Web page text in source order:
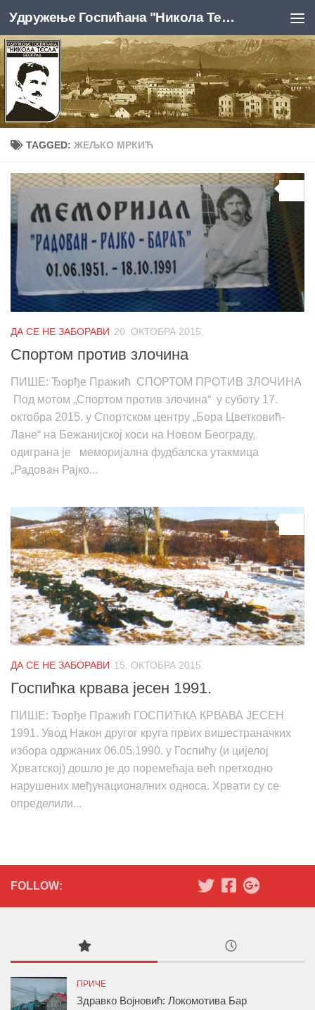
Skip to content Удружење Госпићана "Никола Тесла", Београд
TAGGED: ЖЕЉКО МРКИЋ
ДА СЕ НЕ ЗАБОРАВИ 20. ОКТОБРА 2015.
Спортом против злочина
ПИШЕ: Ђорђе Пражић СПОРТОМ ПРОТИВ ЗЛОЧИНА
Под мотом „Спортом против злочина“ у суботу 17.
октобра 2015. у Спортском центру „Бора Цветковић-
Лане“ на Бежанијској коси на Новом Београду,
одиграна је меморијална фудбалска утакмица
„Радован Рајко...
ДА СЕ НЕ ЗАБОРАВИ 15. ОКТОБРА 2015.
Госпићка крвава јесен 1991.
ПИШЕ: Ђорђе Пражић ГОСПИЋКА КРВАВА ЈЕСЕН
1991. Увод Након другог круга првих вишестраначких
избора одржаних 06.05.1990. у Госпићу (и цијелој
Хрватској) дошло је до поремећаја већ претходно
нарушених међунационалних односа. Хрвати су се
определили...
FOLLOW:
ПРИЧЕ
Здравко Војновић: Локомотива Бар